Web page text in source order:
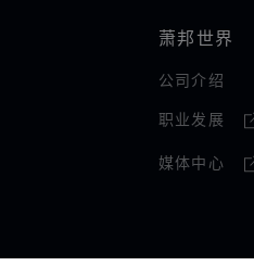
萧邦世界
公司介绍
职业发展
媒体中心